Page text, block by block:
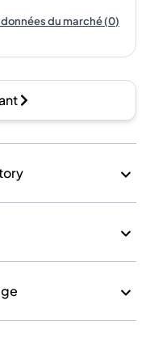
données du marché(0)